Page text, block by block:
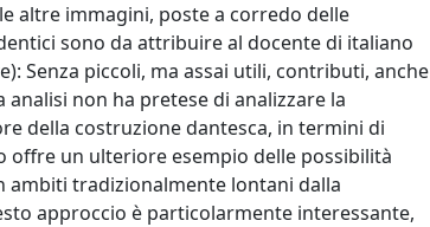
altre immagini, poste a corredo delle
sono da attribuire al docente di italiano
Senza piccoli, ma assai utili, contributi, anche
non ha pretese di analizzare la
della costruzione dantesca, in termini di
offre un ulteriore esempio delle possibilità
ambiti tradizionalmente lontani dalla
approccio è particolarmente interessante,